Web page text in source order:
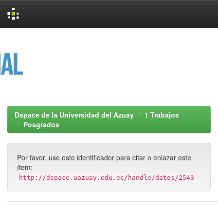
Dspace de la Universidad del Azuay
1 Trabajos
Posgrados
Por favor, use este identificador para citar o enlazar este
ítem:
http://dspace.uazuay.edu.ec/handle/datos/2543